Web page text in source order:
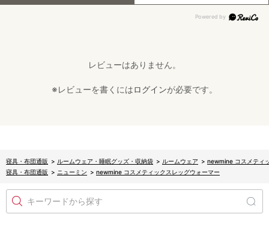
レビューはありません。
※レビューを書くにはログインが必要です。
寝具・布団通販 > ルームウェア・睡眠グッズ・収納袋 > ルームウェア > newmine コスメティ
寝具・布団通販 > ニューミン > newmine コスメティックスレッグウォーマー
キーワードから探す